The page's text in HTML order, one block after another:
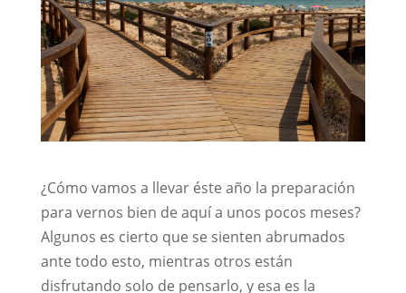
¿Cómo vamos a llevar éste año la preparación
para vernos bien de aquí a unos pocos meses?
Algunos es cierto que se sienten abrumados
ante todo esto, mientras otros están
disfrutando solo de pensarlo, y esa es la